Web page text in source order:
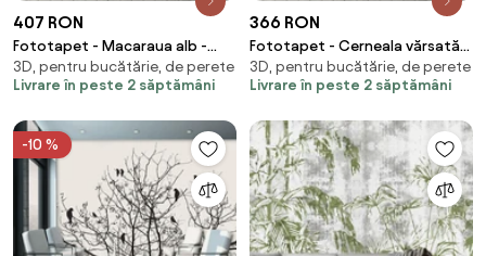
407 RON
Fototapet - Macaraua alb -
neagră (254x184 cm)
3D, pentru bucătărie, de perete
Livrare în peste 2 săptămâni
366 RON
Fototapet - Cerneala vărsată
(254x184 cm)
3D, pentru bucătărie, de perete
Livrare în peste 2 săptămâni
-10 %